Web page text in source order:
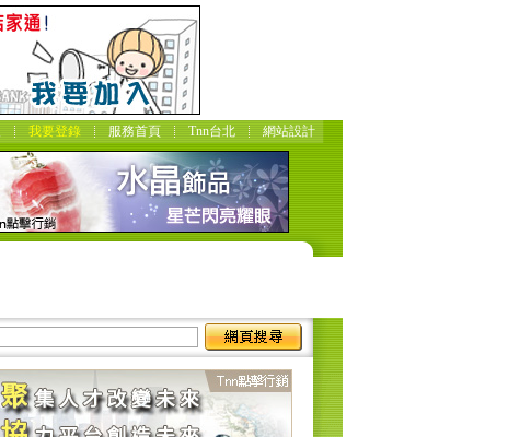
我要登錄 服務首頁 Tnn台北 網站設計